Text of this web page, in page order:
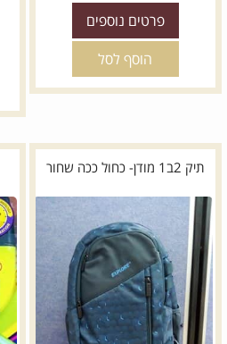
פרטים נוספים
הוסף לסל
תיק 2ב1 מודן- כחול ככה שחור